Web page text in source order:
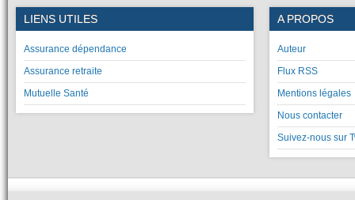
LIENS UTILES
Assurance dépendance
Assurance retraite
Mutuelle Santé
A PROPOS
Auteur
Flux RSS
Mentions légales
Nous contacter
Suivez-nous sur